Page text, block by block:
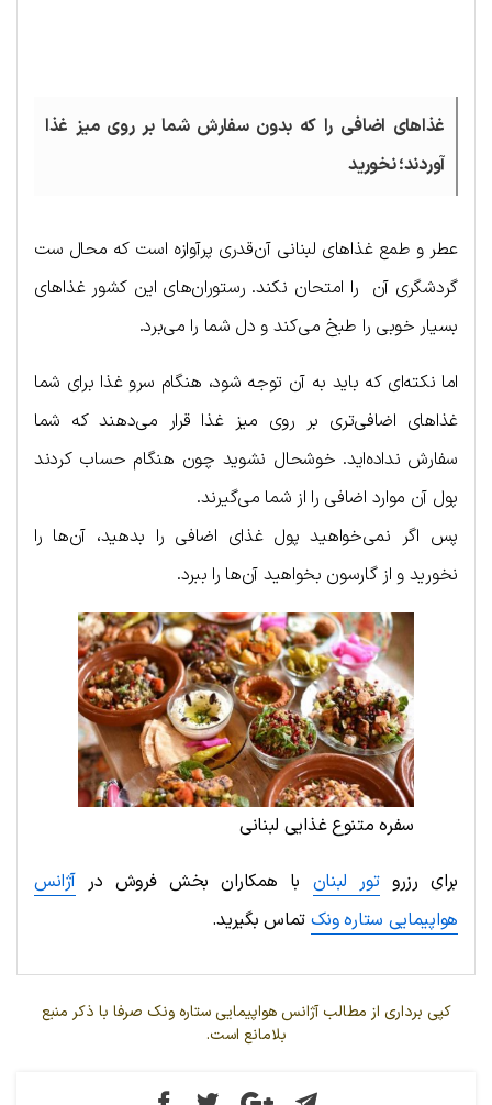
غذاهای اضافی را که بدون سفارش شما بر روی میز غذا
آوردند؛ نخورید
عطر و طمع غذاهای لبنانی آن‌قدری پرآوازه است که محال ست
گردشگری آن را امتحان نکند. رستوران‌های این کشور غذاهای
بسیار خوبی را طبخ می‌کند و دل شما را می‌برد.
اما نکته‌ای که باید به آن توجه شود، هنگام سرو غذا برای شما
غذاهای اضافی‌تری بر روی میز غذا قرار می‌دهند که شما
سفارش نداده‌اید. خوشحال نشوید چون هنگام حساب کردند
پول آن موارد اضافی را از شما می‌گیرند.
پس اگر نمی‌خواهید پول غذای اضافی را بدهید، آن‌ها را
نخورید و از گارسون بخواهید آن‌ها را ببرد.
سفره متنوع غذایی لبنانی
برای رزروتور لبنان با همکاران بخش فروش درآژانس
هواپیمایی ستاره ونک تماس بگیرید.
کپی برداری از مطالب آژانس هواپیمایی ستاره ونک صرفا با ذکر منبع
بلامانع است.